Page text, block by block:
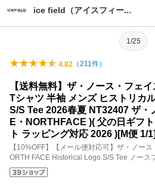
ice field（アイスフィー
1/25
4.82 （211件）
【送料無料】ザ・ノース・フェ
Tシャツ 半袖 メンズ ヒストリカ
S/S Tee 2026春夏 NT32407 ザ・
E・NORTHFACE )( 父の日ギフ
ト ラッピング対応 2026 )[M便 1/1]
【10%OFF】【メール便対応可】ザ・ノー
ORTH FACE Historical Logo S/S Tee ノース